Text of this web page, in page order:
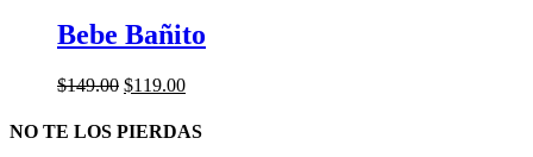
Bebe Bañito
$149.00 El
original
$119.00El
actual
NO TE LOS PIERDAS